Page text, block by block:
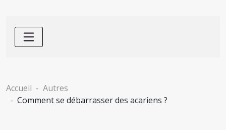
Accueil
Autres
Comment se débarrasser des acariens ?